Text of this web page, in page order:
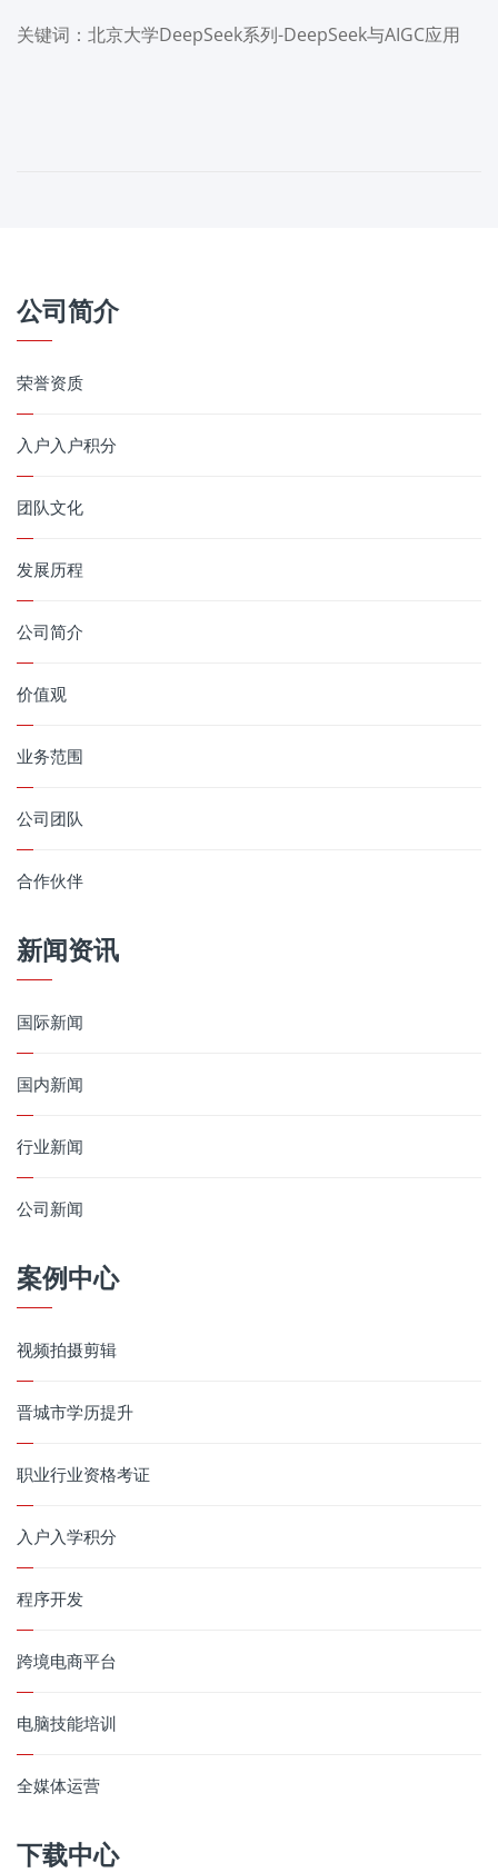
关键词：北京大学DeepSeek系列-DeepSeek与AIGC应用
公司简介
荣誉资质
入户入户积分
团队文化
发展历程
公司简介
价值观
业务范围
公司团队
合作伙伴
新闻资讯
国际新闻
国内新闻
行业新闻
公司新闻
案例中心
视频拍摄剪辑
晋城市学历提升
职业行业资格考证
入户入学积分
程序开发
跨境电商平台
电脑技能培训
全媒体运营
下载中心